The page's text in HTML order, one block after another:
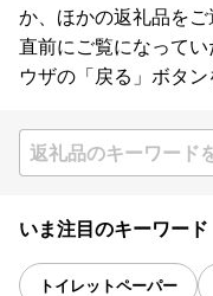
か、ほかの返礼品をご
直前にご覧になって
ウザの「戻る」ボタン
いま注目のキーワード
トイレットペーパー